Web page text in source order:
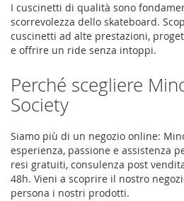
I cuscinetti di qualità sono
scorrevolezza dello skateboard.
cuscinetti ad alte prestazioni,
e offrire un ride senza intoppi.
Perché scegliere
Society
Siamo più di un negozio online:
esperienza, passione e assistenza
resi gratuiti, consulenza post
48h. Vieni a scoprire il nostro
persona i nostri prodotti.